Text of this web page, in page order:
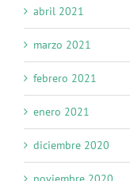
abril 2021
marzo 2021
febrero 2021
enero 2021
diciembre 2020